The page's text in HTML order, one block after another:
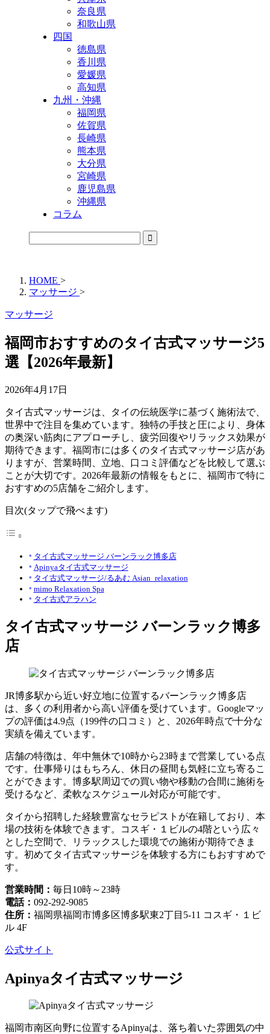
奈良県
和歌山県
四国
徳島県
香川県
愛媛県
高知県
九州・沖縄
福岡県
佐賀県
長崎県
熊本県
大分県
宮崎県
鹿児島県
沖縄県
コラム
HOME >
マッサージ >
マッサージ
福岡市おすすめのタイ古式マッサージ5
選【2026年最新】
2026年4月17日
タイ古式マッサージは、タイの伝統医学に基づく施術法で、
世界中で注目を集めています。独特の手技と圧により、身体
の奥深い筋肉にアプローチし、疲労回復やリラックス効果が
期待できます。福岡市には多くのタイ古式マッサージ店があ
りますが、営業時間、立地、口コミ評価などを比較して選ぶ
ことが大切です。2026年最新の情報をもとに、福岡市で特に
おすすめの5店舗をご紹介します。
目次(タップで飛べます)
タイ古式マッサージ バーンラック博多店
Apinyaタイ古式マッサージ
タイ古式マッサージ/るあむ Asian_relaxation
mimo Relaxation Spa
タイ古式アラハン
タイ古式マッサージ バーンラック博多
店
JR博多駅から近い好立地に位置するバーンラック博多店
は、多くの利用者から高い評価を受けています。Googleマッ
プの評価は4.9点（199件の口コミ）と、2026年時点で十分な
実績を備えています。
店舗の特徴は、年中無休で10時から23時まで営業している点
です。仕事帰りはもちろん、休日の昼間も気軽に立ち寄るこ
とができます。博多駅周辺での買い物や移動の合間に施術を
受けるなど、柔軟なスケジュール対応が可能です。
タイから招聘した経験豊富なセラピストが在籍しており、本
場の技術を体験できます。コスギ・１ビルの4階という広々
とした空間で、リラックスした環境での施術が期待できま
す。初めてタイ古式マッサージを体験する方にもおすすめで
す。
営業時間： 毎日10時～23時
電話： 092-292-9085
住所： 福岡県福岡市博多区博多駅東2丁目5-11 コスギ・１ビ
ル 4F
公式サイト
Apinyaタイ古式マッサージ
福岡市南区向野に位置するApinyaは、落ち着いた雰囲気の中